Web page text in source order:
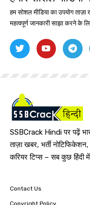
हम सोशल मीडिया का उपयोग
महत्वपूर्ण जानकारी साझा करने के
SSBCrack Hindi पर पढ़ें
ताज़ा खबर, भर्ती
करियर टिप्स – सब कुछ हिंदी
Contact Us
Copyright Policy